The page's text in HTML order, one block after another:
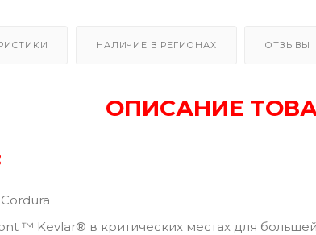
НАЛИЧИЕ В РЕГИОНАХ ОТЗЫВЫ
ОПИСАНИЕ
™ Kevlar® в критических местах для